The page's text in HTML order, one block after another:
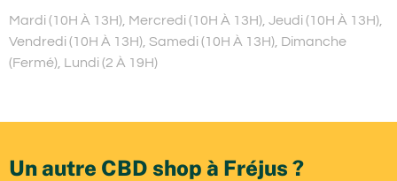
Mardi (10H À 13H), Mercredi (10H À 13H), Jeudi (10H À 13H),
Vendredi (10H À 13H), Samedi (10H À 13H), Dimanche
(Fermé), Lundi (2 À 19H)
Un autre CBD shop à Fréjus ?